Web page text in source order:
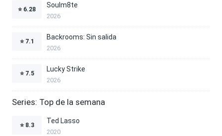
⭐ 6.28
Soulm8te
2026
⭐ 7.1
Backrooms: Sin salida
2026
⭐ 7.5
Lucky Strike
2026
Series: Top de la semana
⭐ 8.3
Ted Lasso
2020